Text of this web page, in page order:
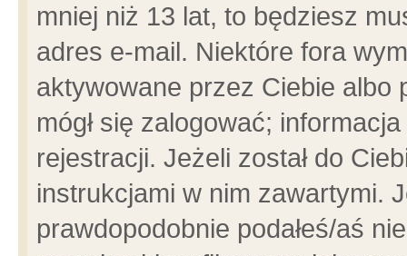
mniej niż 13 lat, to będziesz
adres e-mail. Niektóre fora
aktywowane przez Ciebie albo
mógł się zalogować;
rejestracji. Jeżeli został do
instrukcjami w nim zawartymi.
prawdopodobnie podałeś/aś